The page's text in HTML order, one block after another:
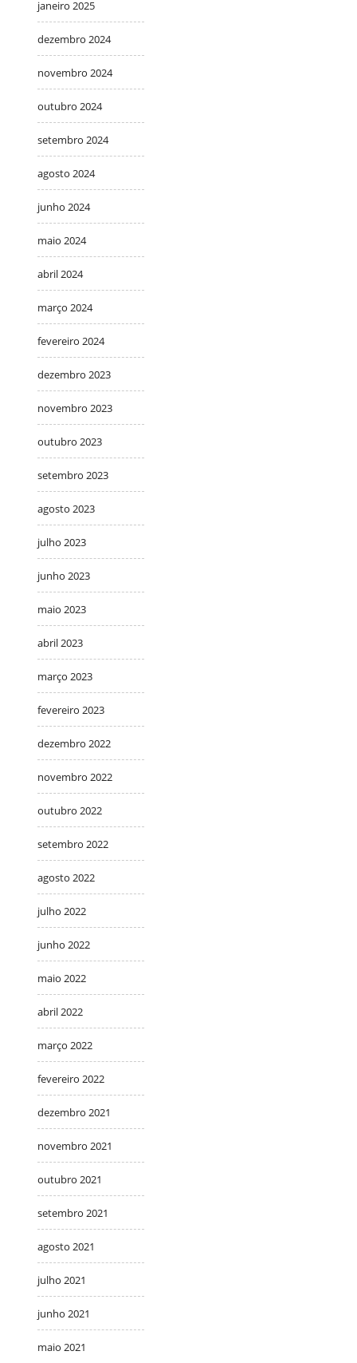
janeiro 2025
dezembro 2024
novembro 2024
outubro 2024
setembro 2024
agosto 2024
junho 2024
maio 2024
abril 2024
março 2024
fevereiro 2024
dezembro 2023
novembro 2023
outubro 2023
setembro 2023
agosto 2023
julho 2023
junho 2023
maio 2023
abril 2023
março 2023
fevereiro 2023
dezembro 2022
novembro 2022
outubro 2022
setembro 2022
agosto 2022
julho 2022
junho 2022
maio 2022
abril 2022
março 2022
fevereiro 2022
dezembro 2021
novembro 2021
outubro 2021
setembro 2021
agosto 2021
julho 2021
junho 2021
maio 2021